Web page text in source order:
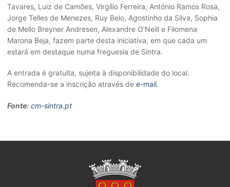
Tavares, Luiz de Camões, Virgílio Ferreira, António Ramos Rosa,
Jorge Telles de Menezes, Ruy Belo, Agostinho da Silva, Sophia
de Mello Breyner Andresen, Alexandre O’Neill e Filomena
Marona Beja, fazem parte desta iniciativa, em que cada um
estará em destaque numa freguesia de Sintra.
A entrada é gratuita, sujeita à disponibilidade do local.
Recomenda-se a inscrição através de e-mail.
Fonte: cm-sintra.pt